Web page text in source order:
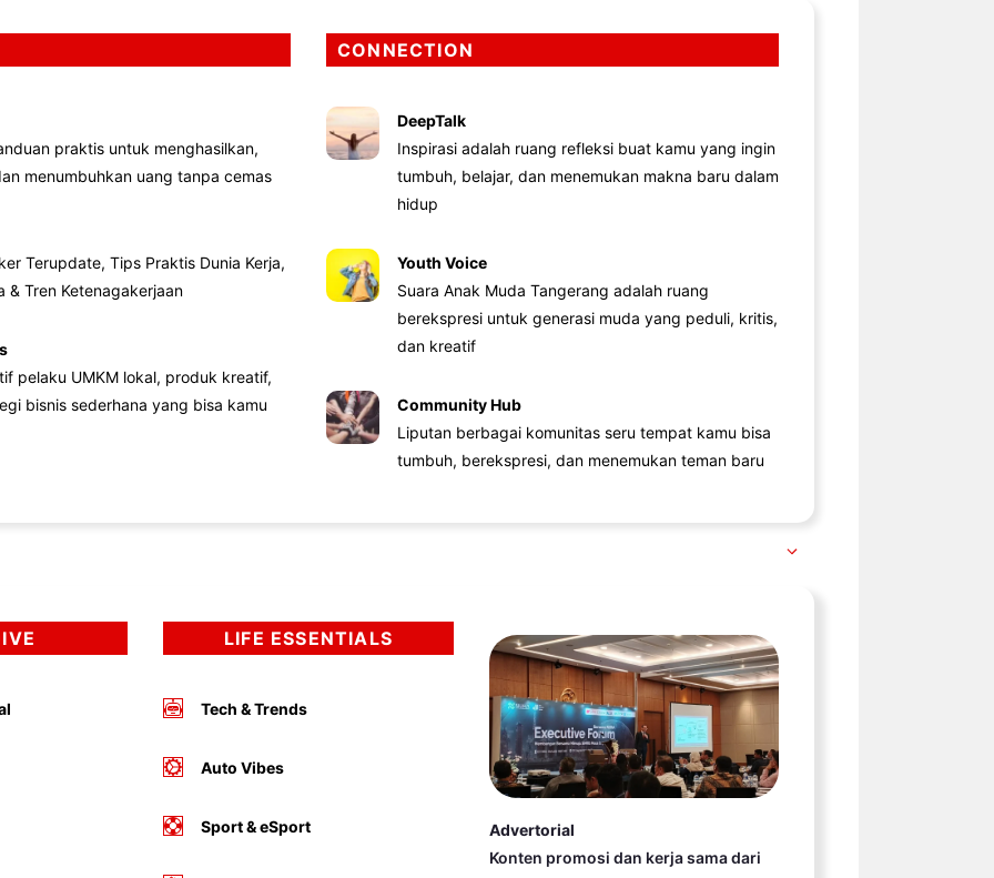
praktis untuk menghasilkan,
menumbuhkan uang tanpa cemas
Terupdate, Tips Praktis Dunia Kerja,
& Tren Ketenagakerjaan
pelaku UMKM lokal, produk kreatif,
bisnis sederhana yang bisa kamu
CONNECTION
DeepTalk
Inspirasi adalah ruang refleksi buat kamu yang ingin
tumbuh, belajar, dan menemukan makna baru dalam
hidup
Youth Voice
Suara Anak Muda Tangerang adalah ruang
berekspresi untuk generasi muda yang peduli, kritis,
dan kreatif
Community Hub
Liputan berbagai komunitas seru tempat kamu bisa
tumbuh, berekspresi, dan menemukan teman baru
LIFE ESSENTIALS
Tech & Trends
Auto Vibes
Sport & eSport
Advertorial
Konten promosi dan kerja sama dari